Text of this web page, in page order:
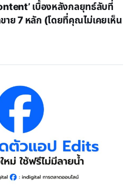
เบื้องหลังกลยุทธ์ลับที่
าย 7 หลัก (โดยที่คุณไม่เคยเห็น